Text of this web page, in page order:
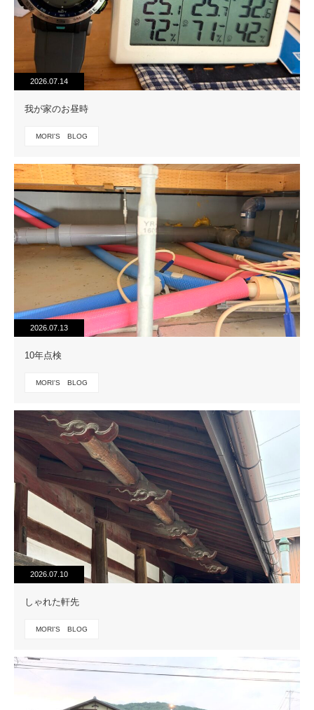
2026.07.14
我が家のお昼時
MORI'S BLOG
2026.07.13
10年点検
MORI'S BLOG
2026.07.10
しゃれた軒先
MORI'S BLOG